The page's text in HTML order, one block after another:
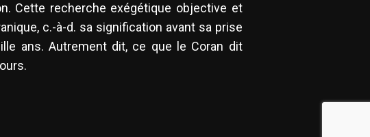
Cette recherche exégétique objective et
c.-à-d. sa signification avant sa prise
ans. Autrement dit, ce que le Coran dit